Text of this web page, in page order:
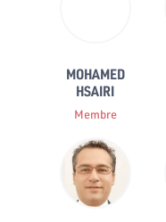
MOHAMED
HSAIRI
Membre